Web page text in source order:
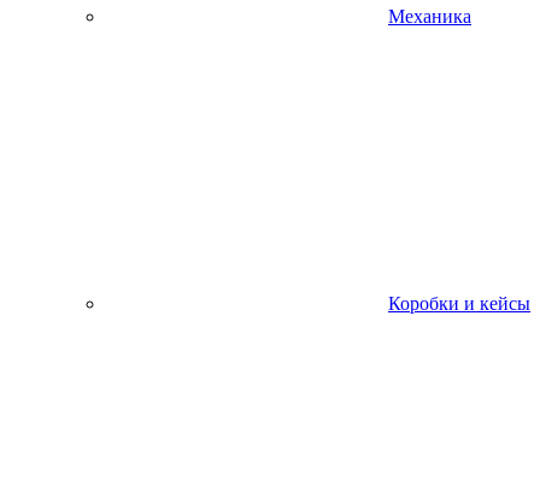
Механика
Коробки и кейсы